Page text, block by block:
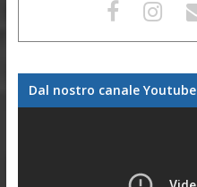
Dal nostro canale Youtube